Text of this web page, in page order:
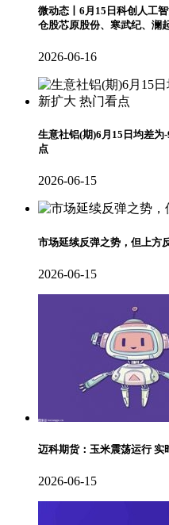
微动态丨6月15日科创人工
仓股芯原股份、寒武纪、澜
2026-06-16
生意社铝(期)6月15日均差为
点
2026-06-15
市场延续反弹之势，但上方
2026-06-15
迈科期货：玉米震荡运行 实
2026-06-15